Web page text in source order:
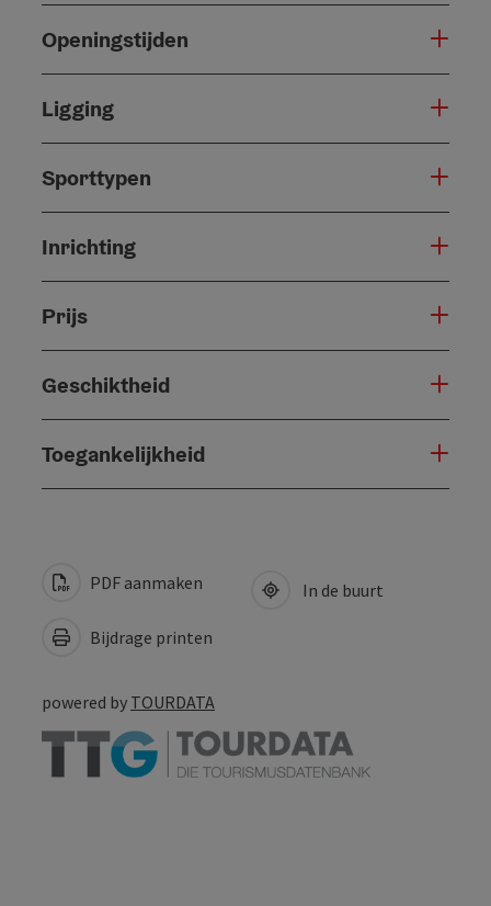
Openingstijden
Ligging
Sporttypen
Inrichting
Prijs
Geschiktheid
Toegankelijkheid
PDF aanmaken
Bijdrage printen
In de buurt
powered by TOURDATA